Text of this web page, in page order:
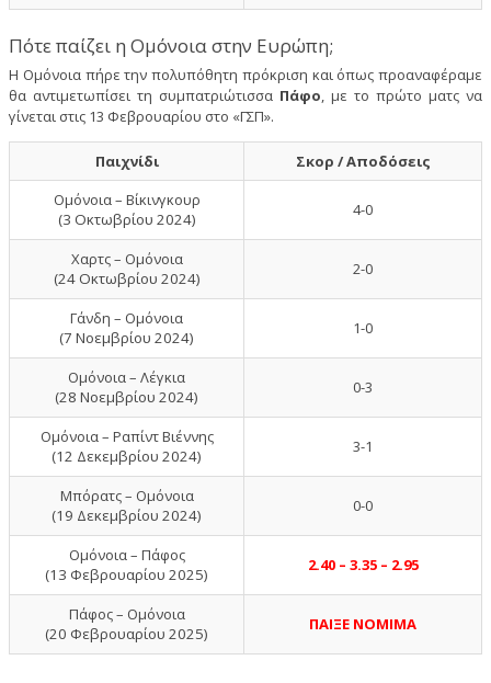
Πότε παίζει η Ομόνοια στην Ευρώπη;
Η Ομόνοια πήρε την πολυπόθητη πρόκριση και όπως προαναφέραμε
θα αντιμετωπίσει τη συμπατριώτισσα Πάφο, με το πρώτο ματς να
γίνεται στις 13 Φεβρουαρίου στο «ΓΣΠ».
Παιχνίδι
Σκορ / Αποδόσεις
Ομόνοια – Βίκινγκουρ
(3 Οκτωβρίου 2024)
4-0
Χαρτς – Ομόνοια
(24 Οκτωβρίου 2024)
2-0
Γάνδη – Ομόνοια
(7 Νοεμβρίου 2024)
1-0
Ομόνοια – Λέγκια
(28 Νοεμβρίου 2024)
0-3
Ομόνοια – Ραπίντ Βιέννης
(12 Δεκεμβρίου 2024)
3-1
Μπόρατς – Ομόνοια
(19 Δεκεμβρίου 2024)
0-0
Ομόνοια – Πάφος
(13 Φεβρουαρίου 2025)
2.40 – 3.35 – 2.95
Πάφος – Ομόνοια
(20 Φεβρουαρίου 2025)
ΠΑΙΞΕ ΝΟΜΙΜΑ